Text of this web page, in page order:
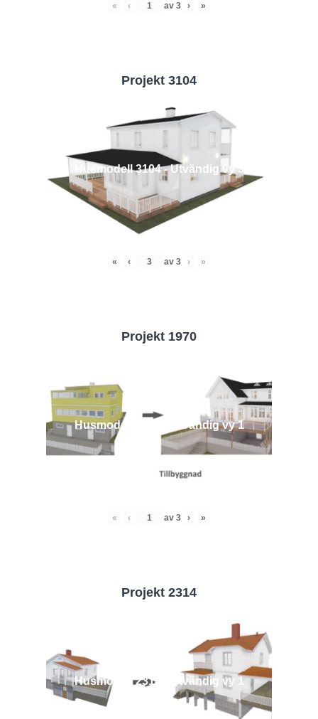
« ‹ av 3 › »
Projekt 3104
Husmodell 3104 - Utvändig vy 3
« ‹ av 3 › »
Projekt 1970
Husmodell 1970 - Utvändig vy 1
« ‹ av 3 › »
Projekt 2314
Husmodell 2314 - Utvändig vy 1